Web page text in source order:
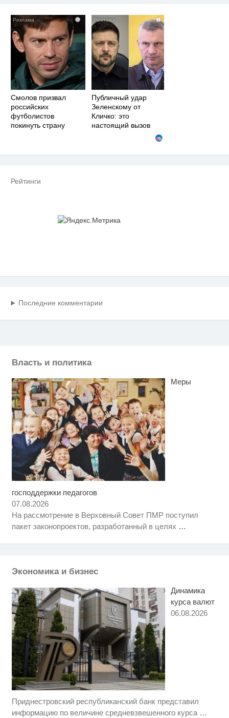
i
Смолов призвал
российских
футболистов
покинуть страну
i
Публичный удар
Зеленскому от
Кличко: это
настоящий вызов
Рейтинги
Последние комментарии
Власть и политика
Меры
господдержки педагогов
07.08.2026
На рассмотрение в Верховный Совет ПМР поступил
пакет законопроектов, разработанный в целях …
Экономика и бизнес
Динамика
курса валют
06.08.2026
Приднестровский республиканский банк представил
информацию по величине средневзвешенного курса …
Скрытая камера на пляже
Этот танец невесты оставит вас
без слов! Пересмотрела 10 раз
i
Ролик длится несколько секунд,